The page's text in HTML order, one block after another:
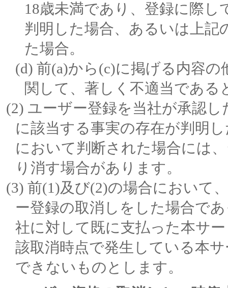
18歳未満であり、登録に際
判明した場合、あるいは上記
た場合。
前(a)から(c)に掲げる内容
関して、著しく不適当である
ユーザー登録を当社が承認
に該当する事実の存在が判明
において判断された場合には
り消す場合があります。
前(1)及び(2)の場合において
ー登録の取消しをした場合で
社に対して既に支払った本サ
該取消時点で発生している本
できないものとします。